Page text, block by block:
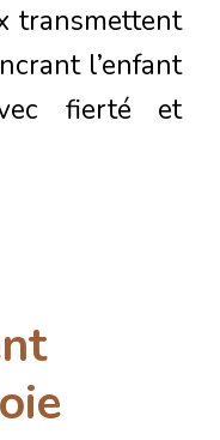
transmettent
l’enfant
fierté et